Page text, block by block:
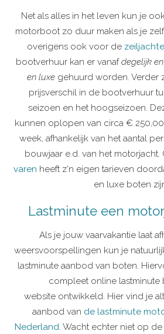
Net als alles in het leven kun je
motorboot zo duur maken als je
overigens ook voor de
bootverhuur kan er vanafdegelijk
en luxe gehuurd worden. Verder
prijsverschil in de bootverhuur
seizoen en het hoogseizoen.
kunnen oplopen van circa €
week, afhankelijk van het aantal
bouwjaar e.d. van het motorjacht.
varen heeft z'n eigen tarieven
en luxe boten
Lastminute een
Als je jouw vaarvakantie laat
weersvoorspellingen kun je
lastminute aanbod van boten.
compleet online lastminute
website ontwikkeld. Hier vind je
aanbod van de lastminute
Nederland. Wacht echter niet op